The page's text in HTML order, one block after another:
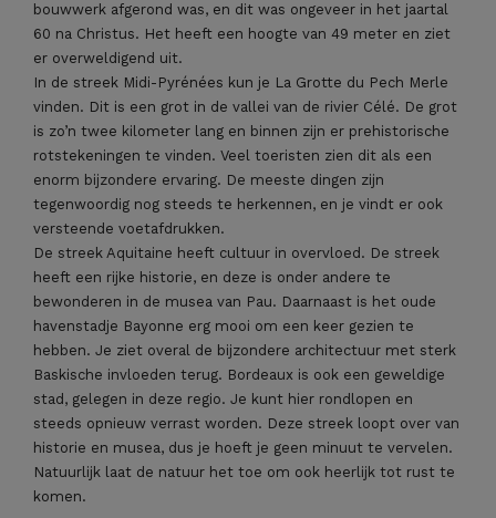
bouwwerk afgerond was, en dit was ongeveer in het jaartal
60 na Christus. Het heeft een hoogte van 49 meter en ziet
er overweldigend uit.
In de streek Midi-Pyrénées kun je La Grotte du Pech Merle
vinden. Dit is een grot in de vallei van de rivier Célé. De grot
is zo’n twee kilometer lang en binnen zijn er prehistorische
rotstekeningen te vinden. Veel toeristen zien dit als een
enorm bijzondere ervaring. De meeste dingen zijn
tegenwoordig nog steeds te herkennen, en je vindt er ook
versteende voetafdrukken.
De streek Aquitaine heeft cultuur in overvloed. De streek
heeft een rijke historie, en deze is onder andere te
bewonderen in de musea van Pau. Daarnaast is het oude
havenstadje Bayonne erg mooi om een keer gezien te
hebben. Je ziet overal de bijzondere architectuur met sterk
Baskische invloeden terug. Bordeaux is ook een geweldige
stad, gelegen in deze regio. Je kunt hier rondlopen en
steeds opnieuw verrast worden. Deze streek loopt over van
historie en musea, dus je hoeft je geen minuut te vervelen.
Natuurlijk laat de natuur het toe om ook heerlijk tot rust te
komen.